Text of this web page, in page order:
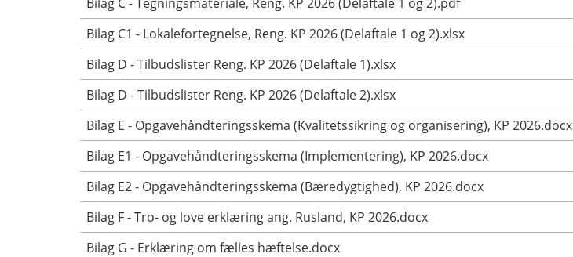
Bilag C1 - Lokalefortegnelse, Reng. KP 2026 (Delaftale 1 og 2).xlsx
Bilag D - Tilbudslister Reng. KP 2026 (Delaftale 1).xlsx
Bilag D - Tilbudslister Reng. KP 2026 (Delaftale 2).xlsx
Bilag E - Opgavehåndteringsskema (Kvalitetssikring og organisering), KP 2026.docx
Bilag E1 - Opgavehåndteringsskema (Implementering), KP 2026.docx
Bilag E2 - Opgavehåndteringsskema (Bæredygtighed), KP 2026.docx
Bilag F - Tro- og love erklæring ang. Rusland, KP 2026.docx
Bilag G - Erklæring om fælles hæftelse.docx